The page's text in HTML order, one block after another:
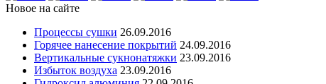
Новое на сайте
Процессы сушки 26.09.2016
Горячее нанесение покрытий 24.09.2016
Вертикальные сукнонатяжки 23.09.2016
Избыток воздуха 23.09.2016